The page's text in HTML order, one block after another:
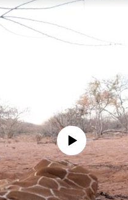
media source currently